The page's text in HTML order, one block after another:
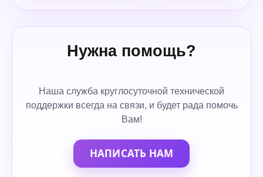
Нужна помощь?
Наша служба круглосуточной технической
поддержки всегда на связи, и будет рада помочь
Вам!
НАПИСАТЬ НАМ